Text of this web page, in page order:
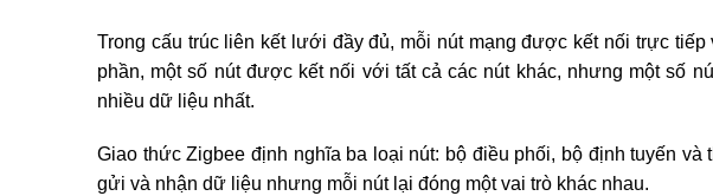
Trong cấu trúc liên kết lưới đầy đủ, mỗi nút mạng được kết nối trực
phần, một số nút được kết nối với tất cả các nút khác, nhưng một số
nhiều dữ liệu nhất.
Giao thức Zigbee định nghĩa ba loại nút: bộ điều phối, bộ định tuyến và
gửi và nhận dữ liệu nhưng mỗi nút lại đóng một vai trò khác nhau.